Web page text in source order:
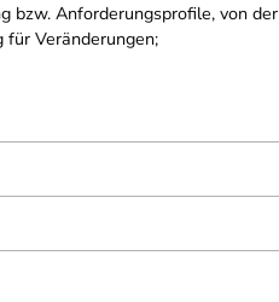
bzw. Anforderungsprofile, von der
Veränderungen;